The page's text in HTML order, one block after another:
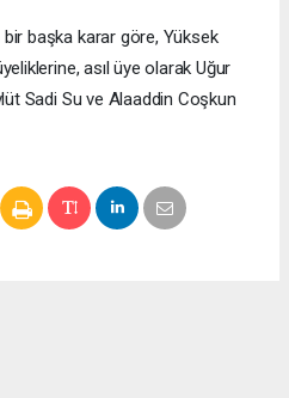
bir başka karar göre, Yüksek
asıl üye olarak Uğur
Sadi Su ve Alaaddin Coşkun